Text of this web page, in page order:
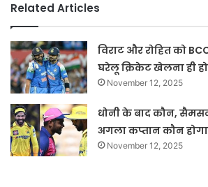
Related Articles
विराट और रोहित को
घरेलू क्रिकेट खेलना ही
November 12, 2025
धोनी के बाद कौन,
अगला कप्तान कौन
November 12, 2025